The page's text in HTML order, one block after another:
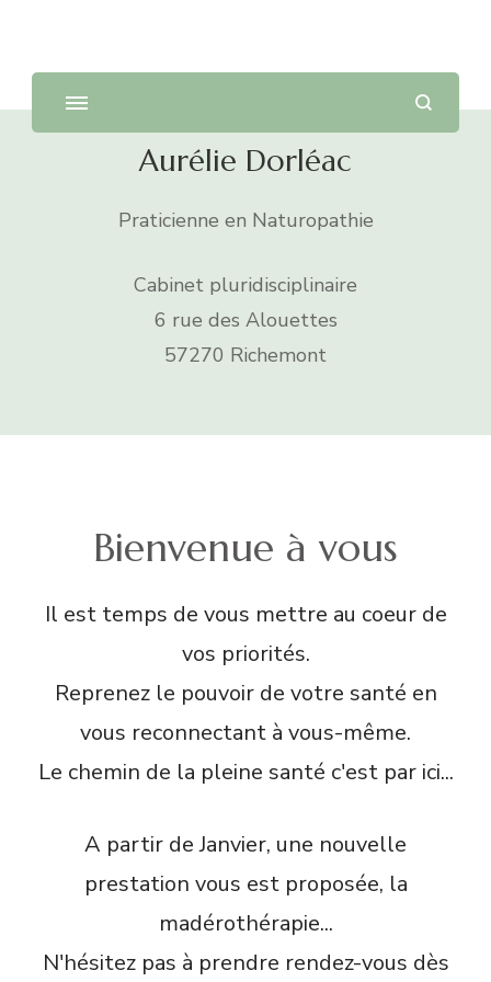
Aurélie Dorléac
Praticienne en Naturopathie
Cabinet pluridisciplinaire
6 rue des Alouettes
57270 Richemont
Bienvenue à vous
Il est temps de vous mettre au coeur de
vos priorités.
Reprenez le pouvoir de votre santé en
vous reconnectant à vous-même.
Le chemin de la pleine santé c'est par ici...
A partir de Janvier, une nouvelle
prestation vous est proposée, la
madérothérapie...
N'hésitez pas à prendre rendez-vous dès